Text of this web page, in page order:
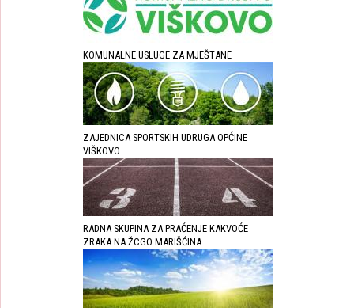
KOMUNALNE USLUGE ZA MJEŠTANE
ZAJEDNICA SPORTSKIH UDRUGA OPĆINE
VIŠKOVO
RADNA SKUPINA ZA PRAĆENJE KAKVOĆE
ZRAKA NA ŽCGO MARIŠĆINA